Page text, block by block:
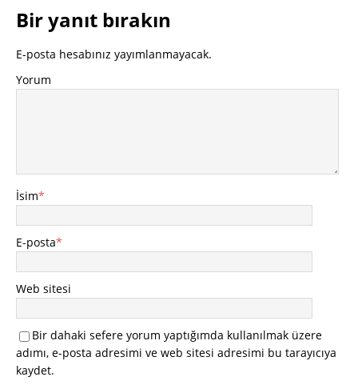
Bir yanıt bırakın
E-posta hesabınız yayımlanmayacak.
Yorum
İsim*
E-posta*
Web sitesi
Bir dahaki sefere yorum yaptığımda kullanılmak üzere
adımı, e-posta adresimi ve web sitesi adresimi bu tarayıcıya
kaydet.